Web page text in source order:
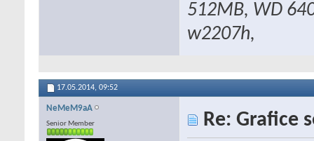
512MB, WD
w2207h,
17.05.2014, 09:52
NeMeM9aA
Senior Member Re: Grafice